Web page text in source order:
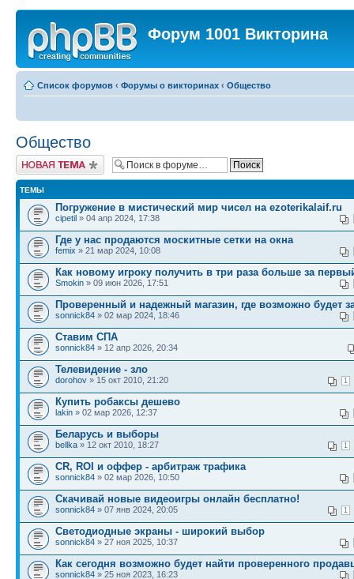
Форум 1001 Викторина
Список форумов ‹ Форумы о викторинах ‹ Общество
Общество
Новая тема
ТЕМЫ
Погружение в мистический мир чисел на ezoterikalaif.ru
cipetil » 04 апр 2024, 17:38
Где у нас продаются москитные сетки на окна
femix » 21 мар 2024, 10:08
Как новому игроку получить в три раза больше за
Smokin » 09 июн 2026, 17:51
Проверенный и надежный магазин, где возможно будет
sonnick84 » 02 мар 2024, 18:46
Ставим СПА
sonnick84 » 12 апр 2026, 20:34
Телевидение - зло
1
dorohov » 15 окт 2010, 21:20
Купить робаксы дешево
lakin » 02 мар 2026, 12:37
Беларусь и выборы
1
bellka » 12 окт 2010, 18:27
CR, ROI и оффер - арбитраж трафика
sonnick84 » 02 мар 2026, 10:50
Скачивай новые видеоигры онлайн бесплатно!
1
sonnick84 » 07 янв 2024, 20:05
Светодиодные экраны - широкий выбор
sonnick84 » 27 ноя 2025, 10:37
Как сегодня возможно будет найти проверенного
sonnick84 » 25 ноя 2023, 16:23